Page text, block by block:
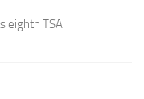
eighth TSA